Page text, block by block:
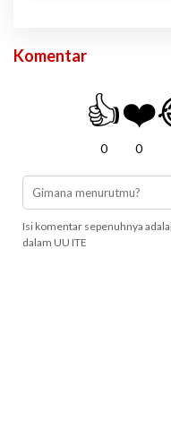
Komentar
👍
0
❤️
0
Isi komentar sepenuhnya
dalam UU ITE